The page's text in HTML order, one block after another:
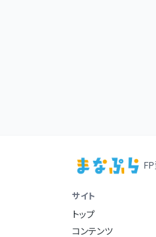
サイト
トップ
コンテンツ